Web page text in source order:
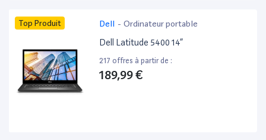
Top Produit Dell - Ordinateur portable
Dell Latitude 5400 14”
217 offres à partir de :
189,99 €